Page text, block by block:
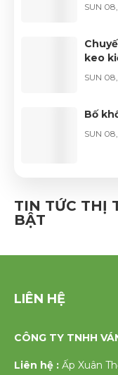
SUN
keo
SUN
Bố
SUN
SUN
TIN TỨC THỊ
BẬT
LIÊN HỆ
CÔNG TY TNHH
Liên hệ : Ấp Xuân